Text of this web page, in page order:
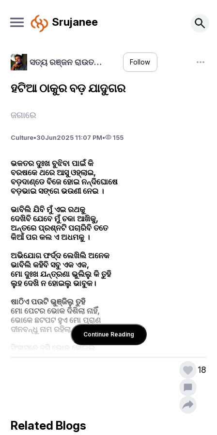
Srujanee
ସତ୍ୟ ରଞ୍ଜନ ରାଉତ… Follow
ହଟିଆ ଠାକୁର ବଡ଼ ଯାଦୁଗର
ଜଗାରେ
Culture•30Jun2025 11:07 PM• 155
ଭକତର ଦୁଃଖ ବୁଝିବା ପାଇଁ କି
ବରଷକେ ଥରେ ଆସୁ ଓହ୍ଲାଇ,
ବଡ଼ଦାଣ୍ଡେ ବିଜେ ହୋଇ ନନ୍ଦିଘୋଷେ
ବଡ଼ଭାଇ ସଙ୍ଗେ ଭଉଣୀ ନେଇ ।
ଭାବିଲି ଯିବି ମୁଁ ଏଇ ରଥକୁ
ଦେଖିବି ଯେବେ ମୁଁ ଚକା ଆଖିକୁ,
ଅନ୍ତରେ ପ୍ରଶ୍ନଟି ପଚାରିବି ତତେ
କିଆଁ ପର କଲ ଏ ଅଧମକୁ ।
ଅଭିଯୋଗ ଫର୍ଦ୍ଦ ଲେଖିଲି ଅନେକ
ଭାବିଲି କହିବି ସବୁ ଏକ ଏକ,
ମୋ ଦୁଃଖ ଯନ୍ତ୍ରଣା ଭୁଲିଲୁ କି ତୁହି
ଲୁହ ଦେଖି ନ ହୋଇଲୁ ଭାବୁକ।
ଷାଠିଏ ପଉଟି ଭୁଞ୍ଜିଲୁ ତୁହି
ମୋ ପେଟର ଭୋକ ଦିଶିଲା ନାହିଁ,
ଭୋକେ ଛଟପଟ ହୁଏ ମୋ ପ୍ରାଣ
ଦୀନବନ୍ଧୁ ନାମ ରହିଲା କାହିଁ ।
ସିଂହାସନେ ବସି ଭୋଳ ହୋଇଲ
ପହଞ୍ଚିଲି ଯାଇ ବଡ଼ଦାଣ୍ଡରେ
ଚକାଆଖି ସାଥେ ଆଖି ଛନ୍ଦିଲି।
Continue Reading
18
Related Blogs